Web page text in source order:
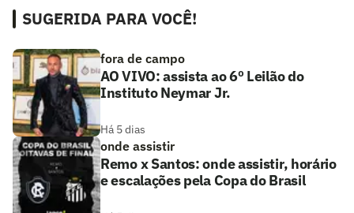
SUGERIDA PARA VOCÊ!
fora de campo
AO VIVO: assista ao 6º Leilão do
Instituto Neymar Jr.
Há 5 dias
onde assistir
Remo x Santos: onde assistir, horário
e escalações pela Copa do Brasil